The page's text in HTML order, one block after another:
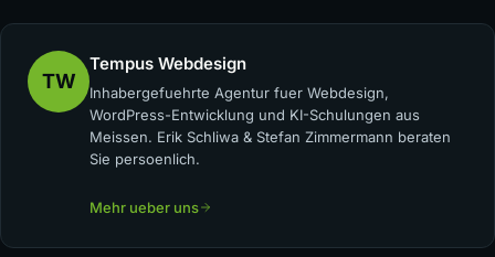
TW
Tempus Webdesign
Inhabergefuehrte Agentur fuer Webdesign,
WordPress-Entwicklung und KI-Schulungen aus
Meissen. Erik Schliwa & Stefan Zimmermann beraten
Sie persoenlich.
Mehr ueber uns